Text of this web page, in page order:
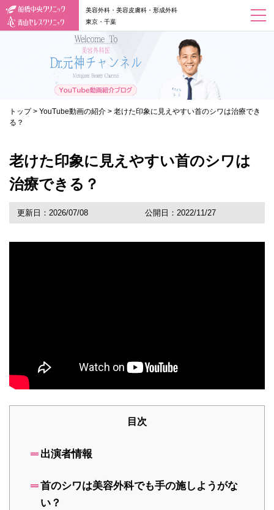
美容外科・美容皮膚科・形成外科
東京・千葉
トップ > YouTube動画の紹介 > 老けた印象に見えやすい首のシワは治療でき
る？
老けた印象に見えやすい首のシワは
治療できる？
更新日：2026/07/08 公開日：2022/11/27
目次
出演者情報
首のシワは美容外科でも手の施しようがな
い？